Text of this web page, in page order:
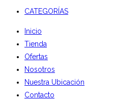
CATEGORÍAS
Inicio
Tienda
Ofertas
Nosotros
Nuestra Ubicación
Contacto